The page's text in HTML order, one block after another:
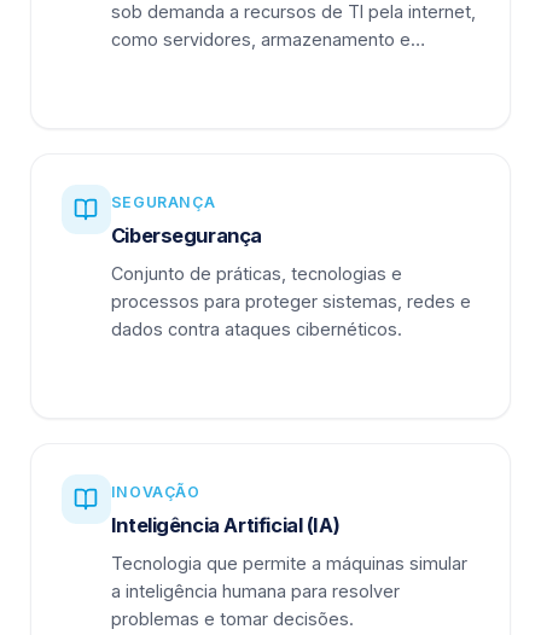
sob demanda a recursos de TI pela internet,
como servidores, armazenamento e
SEGURANÇA
Cibersegurança
Conjunto de práticas, tecnologias e
processos para proteger sistemas, redes e
dados contra ataques cibernéticos.
INOVAÇÃO
Inteligência Artificial (IA)
Tecnologia que permite a máquinas simular
a inteligência humana para resolver
problemas e tomar decisões.